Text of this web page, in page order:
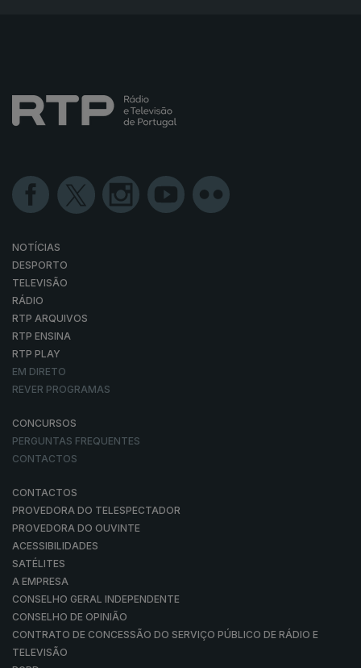
NOTÍCIAS
DESPORTO
TELEVISÃO
RÁDIO
RTP ARQUIVOS
RTP ENSINA
RTP PLAY
EM DIRETO
REVER PROGRAMAS
CONCURSOS
PERGUNTAS FREQUENTES
CONTACTOS
CONTACTOS
PROVEDORA DO TELESPECTADOR
PROVEDORA DO OUVINTE
ACESSIBILIDADES
SATÉLITES
A EMPRESA
CONSELHO GERAL INDEPENDENTE
CONSELHO DE OPINIÃO
CONTRATO DE CONCESSÃO DO SERVIÇO PÚBLICO DE RÁDIO E
TELEVISÃO